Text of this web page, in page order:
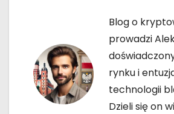
Blog o
prowadzi
rynku i
technologii
Dzieli się on